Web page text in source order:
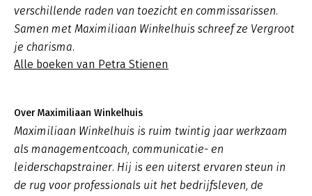
verschillende raden van toezicht en commissarissen.
Samen met Maximiliaan Winkelhuis schreef ze Vergroot
je charisma.
Alle boeken van Petra Stienen
Over Maximiliaan Winkelhuis
Maximiliaan Winkelhuis is ruim twintig jaar werkzaam
als managementcoach, communicatie- en
leiderschapstrainer. Hij is een uiterst ervaren steun in
de rug voor professionals uit het bedrijfsleven, de